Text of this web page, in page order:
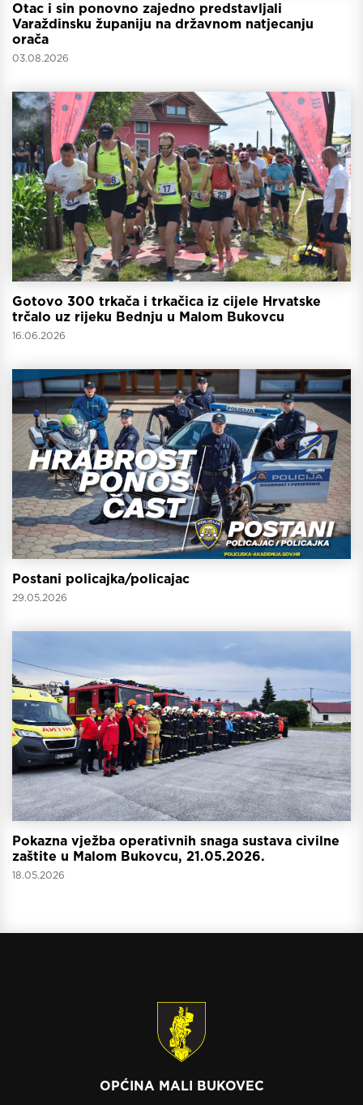
Otac i sin ponovno zajedno predstavljali
Varaždinsku županiju na državnom natjecanju
orača
03.08.2026
Gotovo 300 trkača i trkačica iz cijele Hrvatske
trčalo uz rijeku Bednju u Malom Bukovcu
16.06.2026
Postani policajka/policajac
29.05.2026
Pokazna vježba operativnih snaga sustava civilne
zaštite u Malom Bukovcu, 21.05.2026.
18.05.2026
OPĆINA MALI BUKOVEC